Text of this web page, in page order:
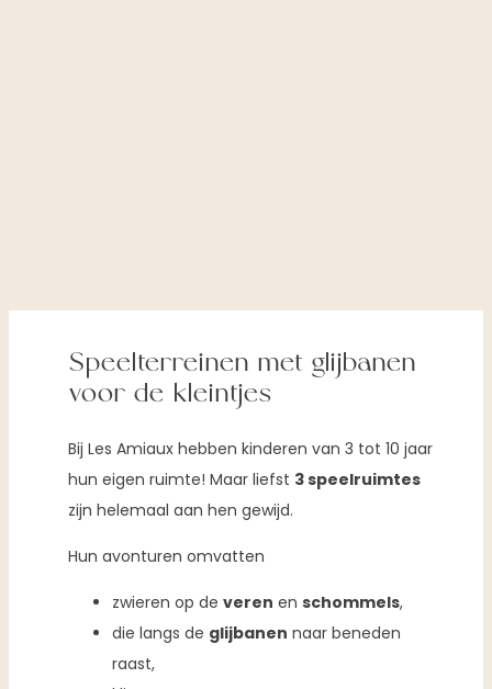
Speelterreinen met glijbanen
voor de kleintjes
Bij Les Amiaux hebben kinderen van 3 tot 10 jaar
hun eigen ruimte! Maar liefst 3 speelruimtes
zijn helemaal aan hen gewijd.
Hun avonturen omvatten
zwieren op deveren enschommels,
die langs de glijbanen naar beneden
raast,